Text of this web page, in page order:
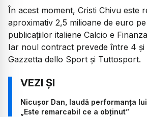
În acest moment, Cristi Chivu este
aproximativ 2,5 milioane de euro
publicațiilor italiene Calcio e
Iar noul contract prevede între 4 și
Gazzetta dello Sport și Tuttosport.
Nicușor Dan, laudă performanța
„Este remarcabil ce a obținut”